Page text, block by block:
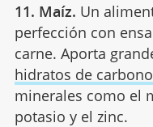
11. Maíz. Un
perfección con
carne. Aporta
hidratos de carbono
minerales como el
potasio y el zinc.